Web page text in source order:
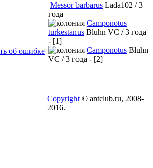
об ошибке
Messor barbarus Lada102 / 3
года
Camponotus
turkestanus Bluhn VC / 3 года
- [1]
Camponotus Bluhn
VC / 3 года - [2]
Copyright © antclub.ru, 2008-
2016.